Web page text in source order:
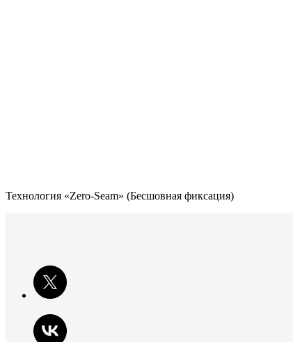
Технология «Zero-Seam» (Бесшовная фиксация)